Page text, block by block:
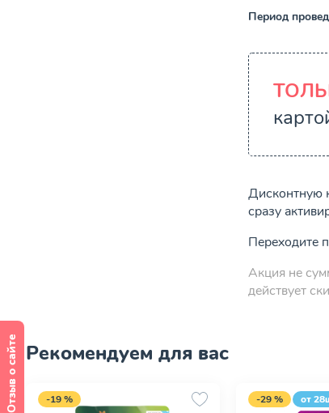
Период
Дисконтную
сразу
Переходите
Акция не
действует
Рекомендуем для вас
-19 % -29 % от
Отзыв о сайте